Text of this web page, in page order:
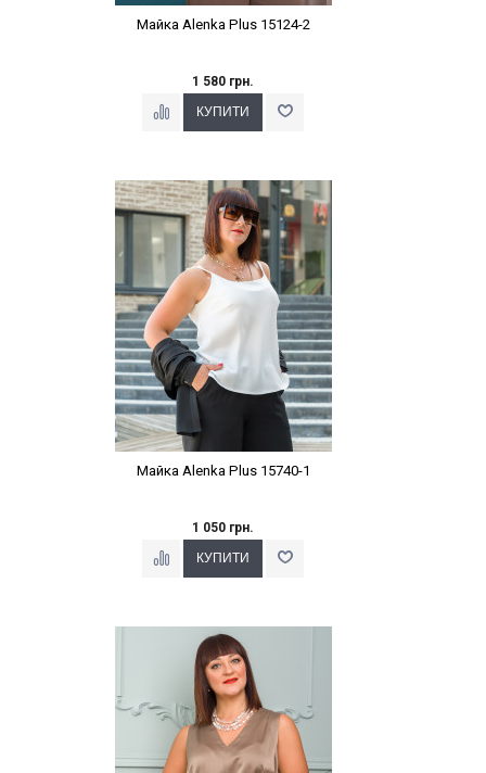
Майка Alenka Plus 15124-2
1 580 грн.
Наклейки Варіант з %
Майка Alenka Plus 15740-1
1 050 грн.
Наклейки Варіант з %